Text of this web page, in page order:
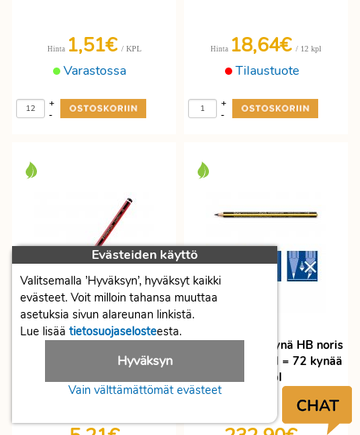
Varastossa
Hinta 1,51€ / KPL
-
+
Tilaustuote
Hinta 18,64€ / 12 kpl
-
+
Staedtler Lyijykynä HB
norica kumilla, 1 kpl = 5
Staedtler Lyijykynä HB noris
jumbo 119 1 kpl = 72 kynää
72kpl
Evästeiden käyttö
Valitsemalla ’Hyväksyn’, hyväksyt kaikki
evästeet. Voit milloin tahansa muuttaa
asetuksia sivun alareunan linkistä.
Lue lisää tietosuojaselosteesta.
Hyväksyn
Vain välttämättömät evästeet